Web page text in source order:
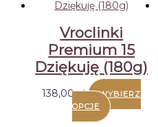
Vroclinki
Premium 15
Dziękuję (180g)
138,00zł
WYBIERZ
OPCJE